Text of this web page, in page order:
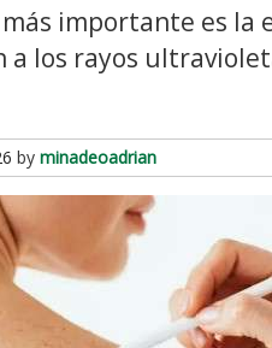
importante es la
a los rayos
by minadeoadrian